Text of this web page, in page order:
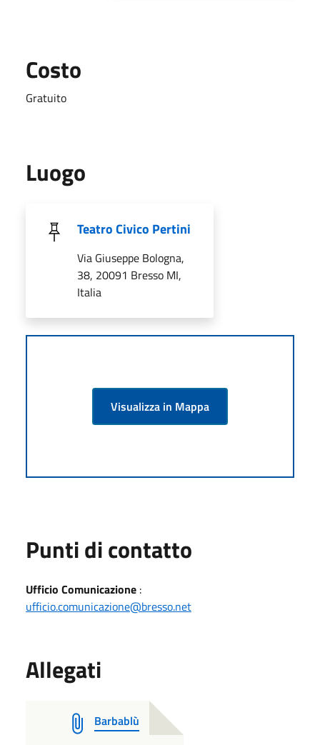
Costo
Gratuito
Luogo
Teatro Civico Pertini
Via Giuseppe Bologna,
38, 20091 Bresso MI,
Italia
Visualizza in Mappa
Punti di contatto
Ufficio Comunicazione :
ufficio.comunicazione@bresso.net
Allegati
Barbablù